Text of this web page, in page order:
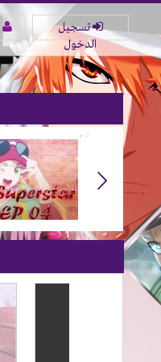
تسجيل
الدخول